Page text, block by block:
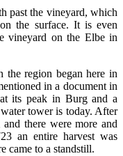
past the vineyard, which
the surface. It is even
vineyard on the Elbe in
the region began here in
in a document in
its peak in Burg and a
tower is today. After
there were more and
an entire harvest was
came to a standstill.